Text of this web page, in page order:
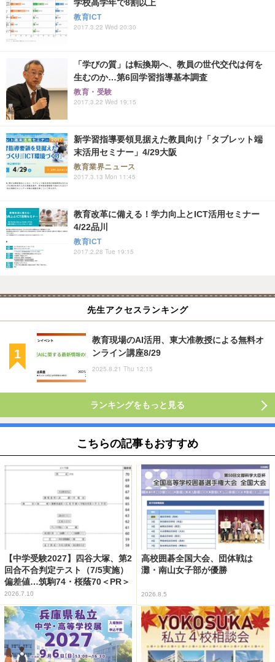
学校高学年で8割以上
教育ICT
2017.3.22 Wed 20:30
「学びの質」は転換期へ、教員の世代交代は何を
生むのか…第6回学習指導基本調査
教育・受験
2017.3.22 Wed 19:15
新学習指導要領見据えた教員向け「タブレット端
末活用セミナー」4/29大阪
教育業界ニュース
2017.3.13 Mon 11:45
教育改革に備える！学力向上とICT活用セミナー
4/22品川
教育ICT
2017.2.28 Tue 19:15
先生アクセスランキング
教育現場のAI活用、東大准教授による無料オ
ンライン講座8/29
2025.8.21 Thu 12:15
ランキングをもっと見る
こちらの記事もおすすめ
【中学受験2027】四谷大塚、第2
回合不合判定テスト（7/5実施）
偏差値…筑駒74・桜蔭70＜PR＞
2026.7.10
高校囲碁全国大会、団体戦は
灘・南山女子部が優勝
2026.8.5